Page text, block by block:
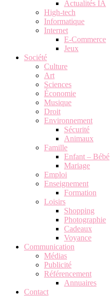
Actualités IA
High-tech
Informatique
Internet
E-Commerce
Jeux
Société
Culture
Art
Sciences
Économie
Musique
Droit
Environnement
Sécurité
Animaux
Famille
Enfant – Bébé
Mariage
Emploi
Enseignement
Formation
Loisirs
Shopping
Photographie
Cadeaux
Voyance
Communication
Médias
Publicité
Référencement
Annuaires
Contact